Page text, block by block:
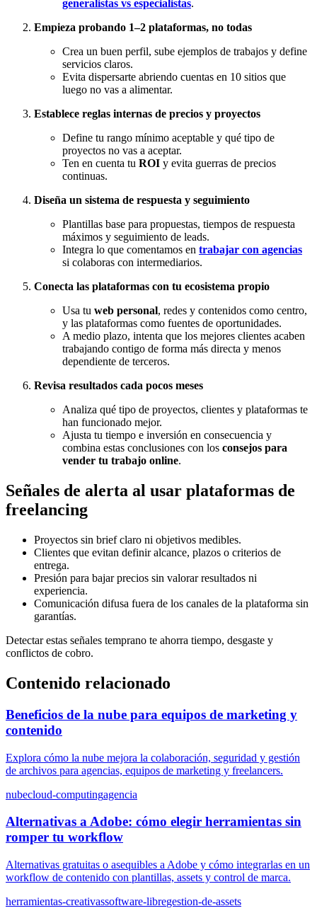
generalistas vs especialistas.
Empieza probando 1–2 plataformas, no todas
Crea un buen perfil, sube ejemplos de trabajos y define
servicios claros.
Evita dispersarte abriendo cuentas en 10 sitios que
luego no vas a alimentar.
Establece reglas internas de precios y proyectos
Define tu rango mínimo aceptable y qué tipo de
proyectos no vas a aceptar.
Ten en cuenta tu ROI y evita guerras de precios
continuas.
Diseña un sistema de respuesta y seguimiento
Plantillas base para propuestas, tiempos de respuesta
máximos y seguimiento de leads.
Integra lo que comentamos en trabajar con agencias
si colaboras con intermediarios.
Conecta las plataformas con tu ecosistema propio
Usa tu web personal, redes y contenidos como centro,
y las plataformas como fuentes de oportunidades.
A medio plazo, intenta que los mejores clientes acaben
trabajando contigo de forma más directa y menos
dependiente de terceros.
Revisa resultados cada pocos meses
Analiza qué tipo de proyectos, clientes y plataformas te
han funcionado mejor.
Ajusta tu tiempo e inversión en consecuencia y
combina estas conclusiones con los consejos para
vender tu trabajo online.
Señales de alerta al usar plataformas de
freelancing
Proyectos sin brief claro ni objetivos medibles.
Clientes que evitan definir alcance, plazos o criterios de
entrega.
Presión para bajar precios sin valorar resultados ni
experiencia.
Comunicación difusa fuera de los canales de la plataforma sin
garantías.
Detectar estas señales temprano te ahorra tiempo, desgaste y
conflictos de cobro.
Contenido relacionado
Beneficios de la nube para equipos de marketing y
contenido
Explora cómo la nube mejora la colaboración, seguridad y gestión
de archivos para agencias, equipos de marketing y freelancers.
nubecloud-computingagencia
Alternativas a Adobe: cómo elegir herramientas sin
romper tu workflow
Alternativas gratuitas o asequibles a Adobe y cómo integrarlas en un
workflow de contenido con plantillas, assets y control de marca.
herramientas-creativassoftware-libregestion-de-assets